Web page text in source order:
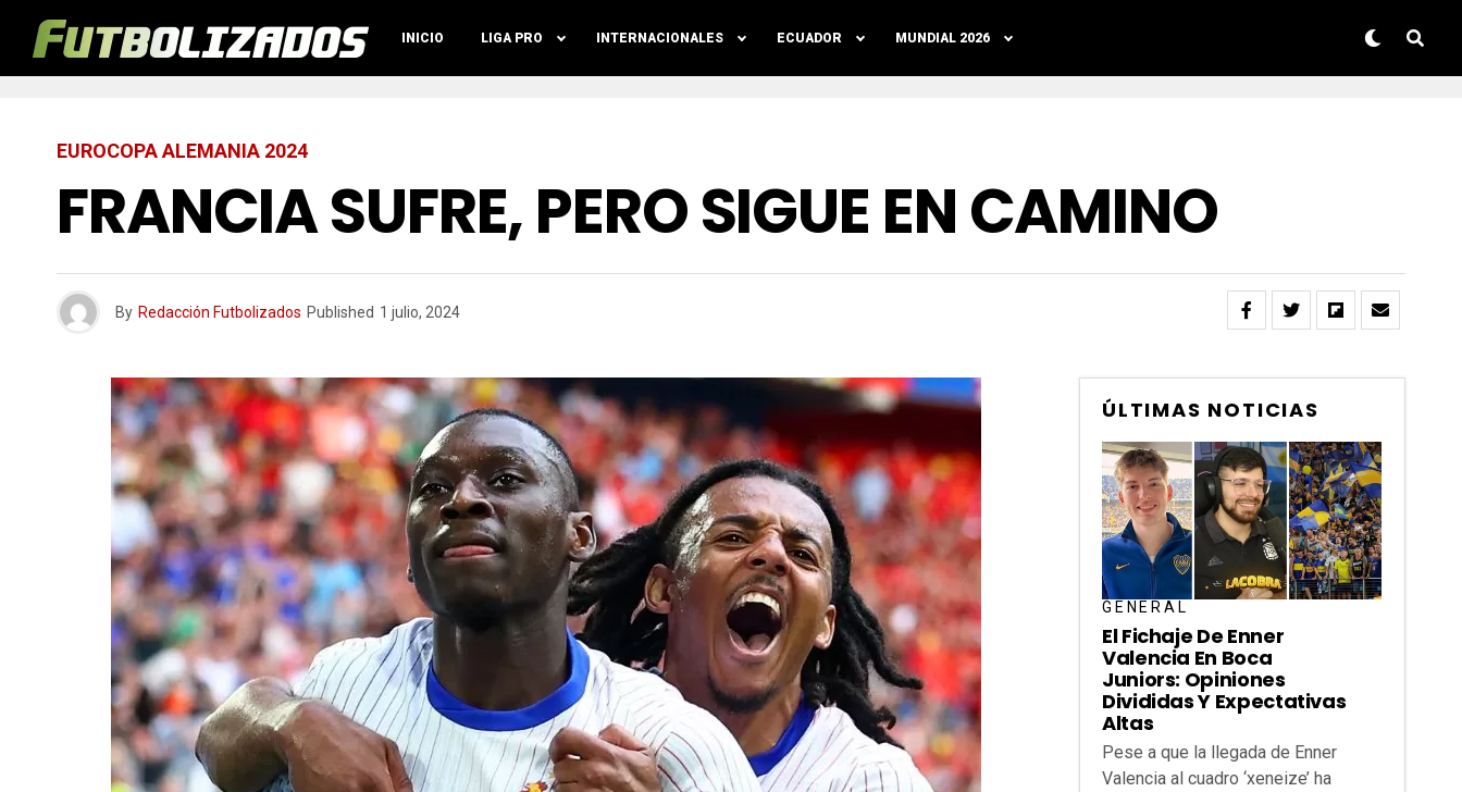
INICIO LIGA PRO INTERNACIONALES ECUADOR MUNDIAL 2026
EUROCOPA ALEMANIA 2024
FRANCIA SUFRE, PERO SIGUE EN CAMINO
By Redacción Futbolizados Published 1 julio, 2024
ÚLTIMAS NOTICIAS
GENERAL
El Fichaje De Enner
Valencia En Boca
Juniors: Opiniones
Divididas Y Expectativas
Altas
Pese a que la llegada de Enner
Valencia al cuadro ‘xeneize’ ha